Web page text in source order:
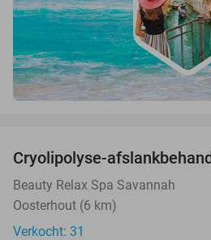
Cryolipolyse-
Beauty Relax Spa Savannah
Oosterhout (6 km)
Verkocht: 31